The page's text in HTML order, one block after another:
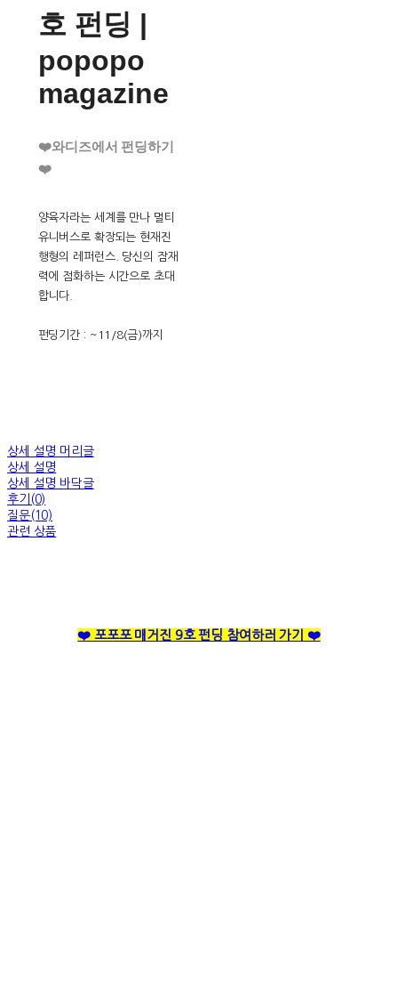
호 펀딩 |
popopo
magazine
❤️와디즈에서 펀딩하기
❤️
양육자라는 세계를 만나 멀티
유니버스로 확장되는 현재진
행형의 레퍼런스. 당신의 잠재
력에 점화하는 시간으로 초대
합니다.
펀딩기간 : ~11/8(금)까지
상세 설명 머리글
상세 설명
상세 설명 바닥글
후기(0)
질문(10)
관련 상품
❤️ 포포포 매거진 9호 펀딩 참여하러 가기 ❤️